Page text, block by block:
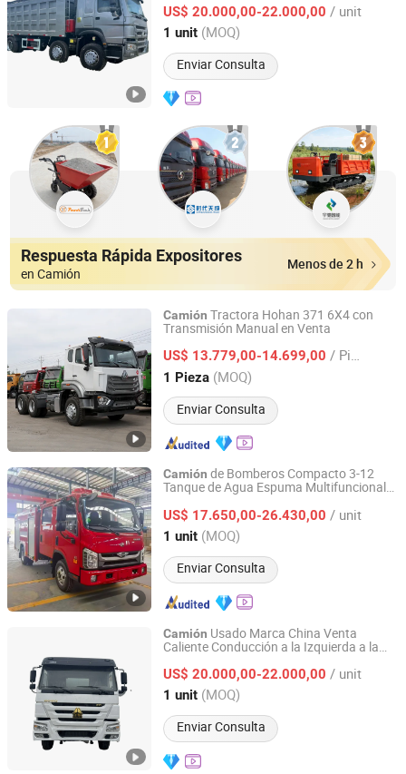
Robusto Fiabilidad Comprobada HOWO
Remanufacturado 8X4
US$ 20.000,00-22.000,00 / unit
1 unit (MOQ)
Enviar Consulta
Shandong, China Desde 2025
Respuesta Rápida Expositores
en Camión
Menos de 2 h
Camión Tractora Hohan 371 6X4 con
Transmisión Manual en Venta
US$ 13.779,00-14.699,00 / Pieza
1 Pieza (MOQ)
Enviar Consulta
Liangshan Shuning Automobile Trading Co., Ltd.
Shandong, China Desde 2025
Camión de Bomberos Compacto 3-12
Tanque de Agua Espuma Multifuncional
US$ 17.650,00-26.430,00 / unit
1 unit (MOQ)
Enviar Consulta
Chengli Emergency Equipment Manufacturing Co., Ltd
Hubei, China Desde 2025
Camión Usado Marca China Venta
Caliente Conducción a la Izquierda a la
371HP/380HP/400HP/420HP
Transporte de Aceite HOWO 6X4
de Tanque de Combustible
US$ 20.000,00-22.000,00 / unit
1 unit (MOQ)
Enviar Consulta
Hica Vehicles (Shandong) Co., Ltd.
Shandong, China Desde 2025